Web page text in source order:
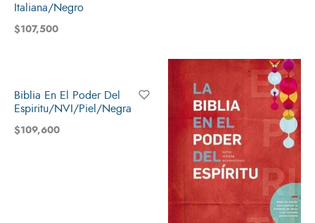
Italiana/Negro
$107,500
Biblia En El Poder Del
Espiritu/NVI/Piel/Negra
$109,600